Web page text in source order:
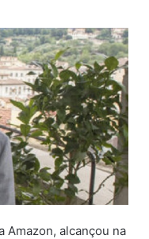
Amazon, alcançou na